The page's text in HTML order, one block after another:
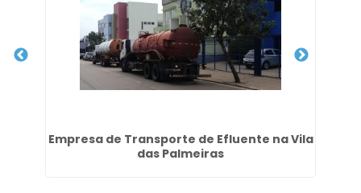
Empresa de Transporte de Efluente na Vila
das Palmeiras